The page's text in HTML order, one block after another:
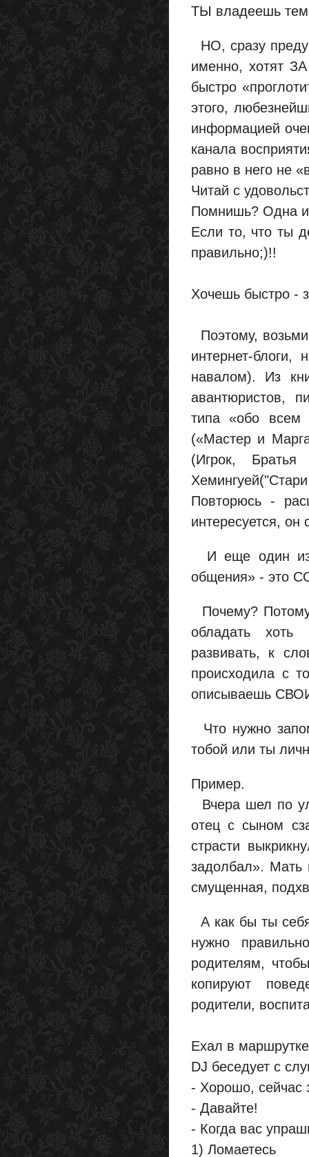
ТЫ владеешь
НО, сразу
именно, хотят
быстро
этого,
информацией
канала
равно в него не
Читай с
Помнишь? Одна
Если то, что ты
правильно;)!!
Хочешь быстро -
Поэтому,
интернет-
навалом). Из
авантюристов,
типа «обо всем
(«Мастер и
(Игрок,
Повторюсь -
интересуется,
И еще один из
общения» - это
Почему?
обладать хоть
развивать, к
происходила с
описываешь
Что нужно
тобой или ты
Пример.
Вчера шел по
отец с сыном
страсти
задолбал». Мать
смущенная,
А как бы ты
нужно
родителям,
копируют
родители,
Ехал в
DJ беседует с
- Хорошо, сейчас
- Давайте!
- Когда вас
1) Ломаетесь